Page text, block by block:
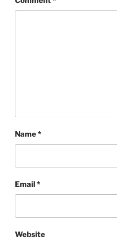
Name*
Email*
Website